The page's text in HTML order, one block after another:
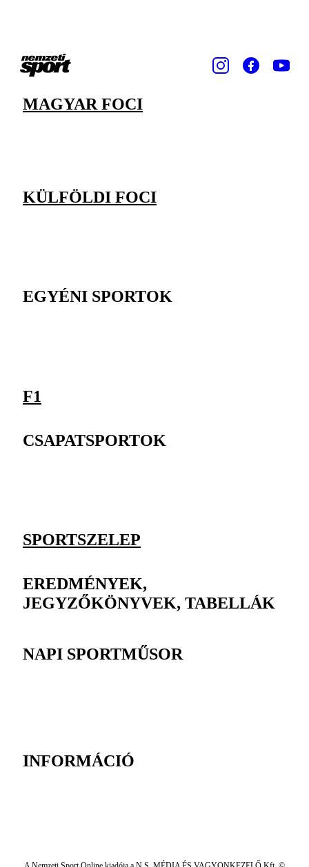
MAGYAR FOCI
KÜLFÖLDI FOCI
EGYÉNI SPORTOK
F1
CSAPATSPORTOK
SPORTSZELEP
EREDMÉNYEK,
JEGYZŐKÖNYVEK, TABELLÁK
NAPI SPORTMŰSOR
INFORMÁCIÓ